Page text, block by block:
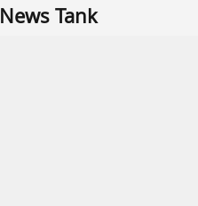
News Tank